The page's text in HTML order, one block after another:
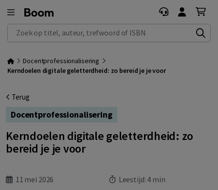
Zoek op titel, auteur, trefwoord of ISBN
Docentprofessionalisering
Kerndoelen digitale geletterdheid: zo bereid je je voor
Terug
Docentprofessionalisering
Kerndoelen digitale geletterdheid: zo
bereid je je voor
11 mei 2026 Leestijd: 4 min